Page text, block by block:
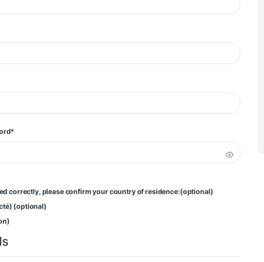
*
correctly, please confirm your country of residence:(optional)
(optional)